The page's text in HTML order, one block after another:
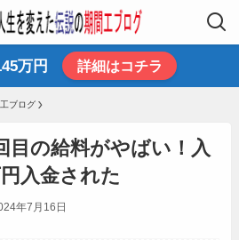
万円 詳細はコチラ
ブログ
目の給料がやばい！入
入金された
年7月16日